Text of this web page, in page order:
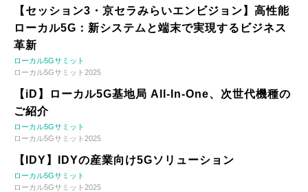
【セッション3・京セラみらいエンビジョン】高性能
ローカル5G：新システムと端末で実現するビジネス
革新
ローカル5Gサミット
ローカル5Gサミット2025
【iD】ローカル5G基地局 All-In-One、次世代機種の
ご紹介
ローカル5Gサミット
ローカル5Gサミット2025
【IDY】IDYの産業向け5Gソリューション
ローカル5Gサミット
ローカル5Gサミット2025